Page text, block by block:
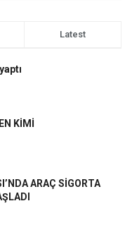
Latest
KİMİ
ARAÇ SİGORTA